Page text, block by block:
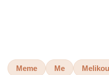
Meme Me Melikou